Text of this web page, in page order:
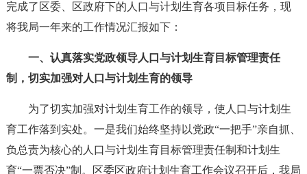
完成了区委、区政府下的人口与计划生育各项目标任务，现
将我局一年来的工作情况汇报如下：
一、认真落实党政领导人口与计划生育目标管理责任
制，切实加强对人口与计划生育的领导
为了切实加强对计划生育工作的领导，使人口与计划生
育工作落到实处。一是我们始终坚持以党政“一把手”亲自抓、
负总责为核心的人口与计划生育目标管理责任制和计划生
育“一票否决”制。区委区政府计划生育工作会议召开后，我局